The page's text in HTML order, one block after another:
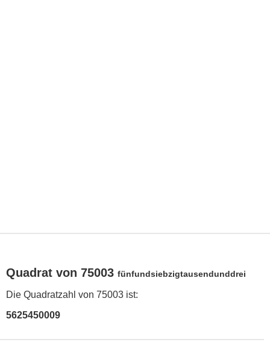
Quadrat von 75003 fünfundsiebzigtausendunddrei
Die Quadratzahl von 75003 ist:
5625450009